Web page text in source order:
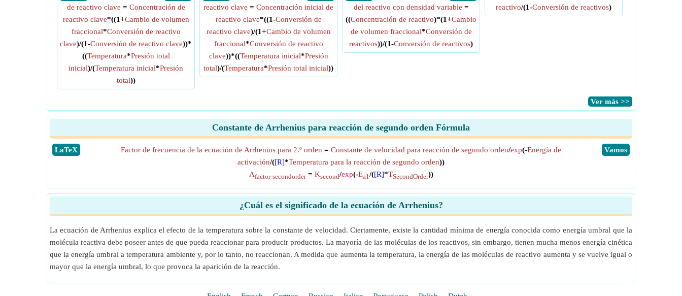
de reactivo clave = Concentración de
reactivo clave*((1+Cambio de volumen
fraccional*Conversión de reactivo
clave)/(1-Conversión de reactivo clave))*
((Temperatura*Presión total
inicial)/(Temperatura inicial*Presión
total))
reactivo clave = Concentración inicial de
reactivo clave*((1-Conversión de
reactivo clave)/(1+Cambio de volumen
fraccional*Conversión de reactivo
clave))*((Temperatura inicial*Presión
total)/(Temperatura*Presión total inicial))
del reactivo con densidad variable =
((Concentración de reactivo)*(1+Cambio
de volumen fraccional*Conversión de
reactivos))/(1-Conversión de reactivos)
reactivo/(1-Conversión de reactivos)
​Ver más >>
Constante de Arrhenius para reacción de segundo orden Fórmula
​LaTeX ​Vamos
Factor de frecuencia de la ecuación de Arrhenius para 2.º orden = Constante de velocidad para reacción de segundo orden/exp(-Energía de
activación/([R]*Temperatura para la reacción de segundo orden))
Afactor-secondorder= Ksecond/exp(-Ea1/([R]*TSecondOrder))
¿Cuál es el significado de la ecuación de Arrhenius?
La ecuación de Arrhenius explica el efecto de la temperatura sobre la constante de velocidad. Ciertamente, existe la cantidad mínima de energía conocida como energía umbral que la
molécula reactiva debe poseer antes de que pueda reaccionar para producir productos. La mayoría de las moléculas de los reactivos, sin embargo, tienen mucha menos energía cinética
que la energía umbral a temperatura ambiente y, por lo tanto, no reaccionan. A medida que aumenta la temperatura, la energía de las moléculas de reactivo aumenta y se vuelve igual o
mayor que la energía umbral, lo que provoca la aparición de la reacción.